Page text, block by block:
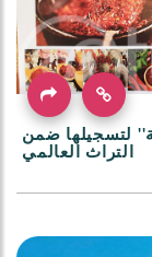
لتسجيلها ضمن
التراث العالمي